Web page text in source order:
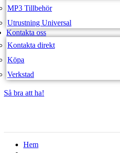
MP3 Tillbehör
Utrustning Universal
Kontakta oss
Kontakta direkt
Köpa
Verkstad
Så bra att ha!
Hem